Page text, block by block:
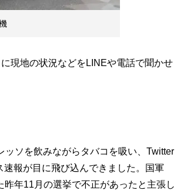
現地の状況などをLINEや電話で聞かせ
ッソを飲みながらタバコを吸い、Twitter
速報が目に飛び込んできました。国軍
年11月の選挙で不正があったと主張し